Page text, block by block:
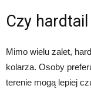
Czy
Mimo wielu zalet,
kolarza. Osoby
terenie mogą lepiej